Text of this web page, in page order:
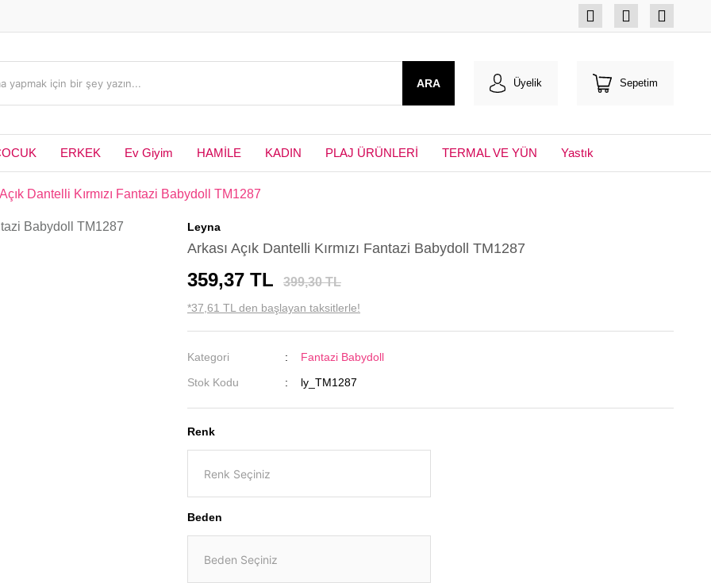
ARA Üyelik Sepetim
ERKEK Ev Giyim HAMİLE KADIN PLAJ ÜRÜNLERİ TERMAL VE YÜN Yastık
Dantelli Kırmızı Fantazi Babydoll TM1287
Leyna
Arkası Açık Dantelli Kırmızı Fantazi Babydoll TM1287
359,37 TL 399,30 TL
*37,61 TL den başlayan taksitlerle!
Kategori
Fantazi Babydoll
Stok Kodu
ly_TM1287
Renk
Beden